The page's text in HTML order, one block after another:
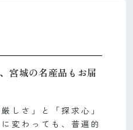
宮城の名産品もお届
しさ」と「探求心」
変わっても、普遍的